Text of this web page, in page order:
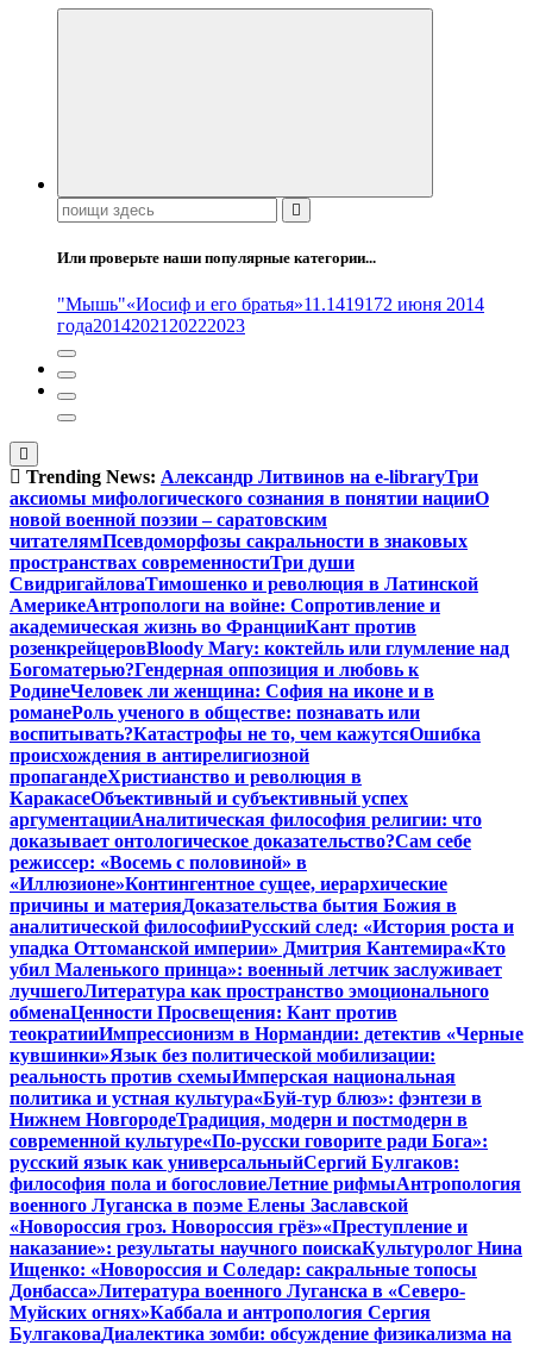
Поиск:
Или проверьте наши популярные категории...
"Мышь"«Иосиф и его братья»11.1419172 июня 2014
года20142021 20222023
Trending News: Александр Литвинов на e-libraryТри
аксиомы мифологического сознания в понятии нацииО
новой военной поэзии – саратовским
читателямПсевдоморфозы сакральности в знаковых
пространствах современностиТри души
СвидригайловаТимошенко и революция в Латинской
АмерикеАнтропологи на войне: Сопротивление и
академическая жизнь во ФранцииКант против
розенкрейцеровBloody Mary: коктейль или глумление над
Богоматерью?Гендерная оппозиция и любовь к
РодинеЧеловек ли женщина: София на иконе и в
романеРоль ученого в обществе: познавать или
воспитывать?Катастрофы не то, чем кажутсяОшибка
происхождения в антирелигиозной
пропагандеХристианство и революция в
КаракасеОбъективный и субъективный успех
аргументацииАналитическая философия религии: что
доказывает онтологическое доказательство?Сам себе
режиссер: «Восемь с половиной» в
«Иллюзионе»Контингентное сущее, иерархические
причины и материяДоказательства бытия Божия в
аналитической философииРусский след: «История роста и
упадка Оттоманской империи» Дмитрия Кантемира«Кто
убил Маленького принца»: военный летчик заслуживает
лучшегоЛитература как пространство эмоционального
обменаЦенности Просвещения: Кант против
теократииИмпрессионизм в Нормандии: детектив «Черные
кувшинки»Язык без политической мобилизации:
реальность против схемыИмперская национальная
политика и устная культура«Буй-тур блюз»: фэнтези в
Нижнем НовгородеТрадиция, модерн и постмодерн в
современной культуре«По-русски говорите ради Бога»:
русский язык как универсальныйСергий Булгаков:
философия пола и богословиеЛетние рифмыАнтропология
военного Луганска в поэме Елены Заславской
«Новороссия гроз. Новороссия грёз»«Преступление и
наказание»: результаты научного поискаКультуролог Нина
Ищенко: «Новороссия и Соледар: сакральные топосы
Донбасса»Литература военного Луганска в «Северо-
Муйских огнях»Каббала и антропология Сергия
БулгаковаДиалектика зомби: обсуждение физикализма на